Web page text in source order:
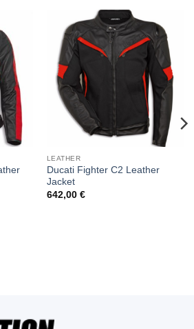
LEATHER
Ducati Fighter C2 Leather
Jacket
642,00 €